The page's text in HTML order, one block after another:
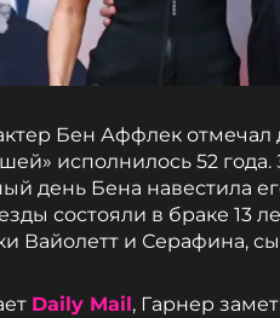
Бен Аффлек отмечал
исполнилось 52
день Бена навестила
состояли в браке 13
Вайолетт и Серафина,
Daily Mail, Гарнер